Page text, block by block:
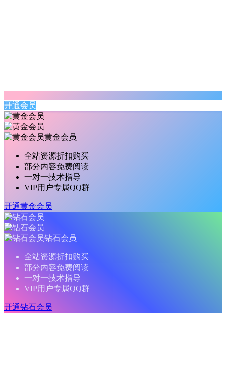
开通会员
黄金会员
全站资源折扣购买
部分内容免费阅读
一对一技术指导
VIP用户专属QQ群
开通黄金会员
钻石会员
全站资源折扣购买
部分内容免费阅读
一对一技术指导
VIP用户专属QQ群
开通钻石会员